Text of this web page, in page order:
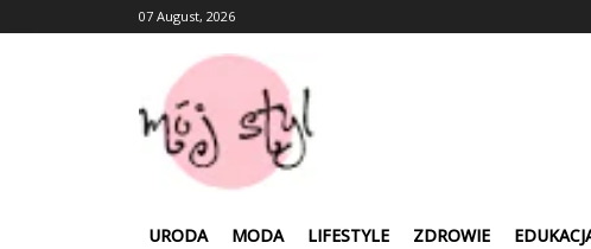
to
07 August, 2026
URODA MODA LIFESTYLE ZDROWIE